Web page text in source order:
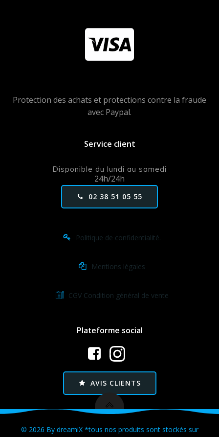
Protection des achats et protections contre la fraude
avec Paypal.
Service client
Disponible du lundi au samedi
24h/24h
02 38 51 05 55
Politique de confidentialité.
Mentions légales
CGV Condition général de vente
Plateforme social
AVIS CLIENTS
© 2026 By dreamiX *tous nos produits sont stockés sur